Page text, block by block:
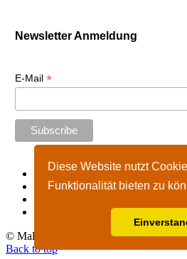
Diese Website nutzt
Funktionalität bieten zu
Newsletter Anmeldung
E-Mail *
Start
Impressum
Nutzungshinweise
© Malta-Tours.de - online seit 2002 -
Back to top